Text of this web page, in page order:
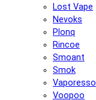
Lost Vape
Nevoks
Plonq
Rincoe
Smoant
Smok
Vaporesso
Voopoo